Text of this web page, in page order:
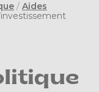
/ Aides